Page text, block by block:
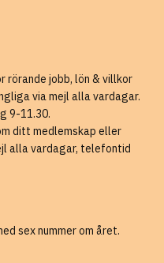
rörande jobb, lön & villkor
via mejl alla vardagar.
9-11.30.
ditt medlemskap eller
alla vardagar, telefontid
sex nummer om året.